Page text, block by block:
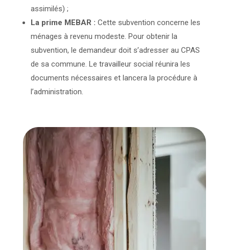
assimilés) ;
La prime MEBAR: Cette subvention concerne les
ménages à revenu modeste. Pour obtenir la
subvention, le demandeur doit s’adresser au CPAS
de sa commune. Le travailleur social réunira les
documents nécessaires et lancera la procédure à
l’administration.